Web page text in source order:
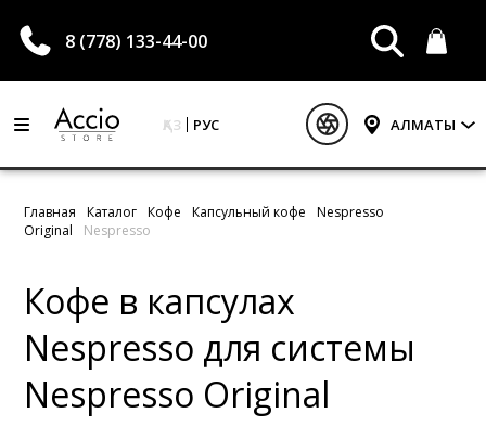
8 (778) 133-44-00
ҚАЗ РУС АЛМАТЫ
Главная Каталог Кофе Капсульный кофе
Nespresso
Original
Nespresso
Кофе в капсулах
Nespresso для системы
Nespresso Original